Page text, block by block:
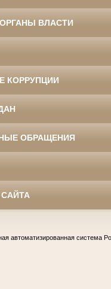
ВЛАСТИ
КОРРУПЦИИ
ОБРАЩЕНИЯ
автоматизированная система